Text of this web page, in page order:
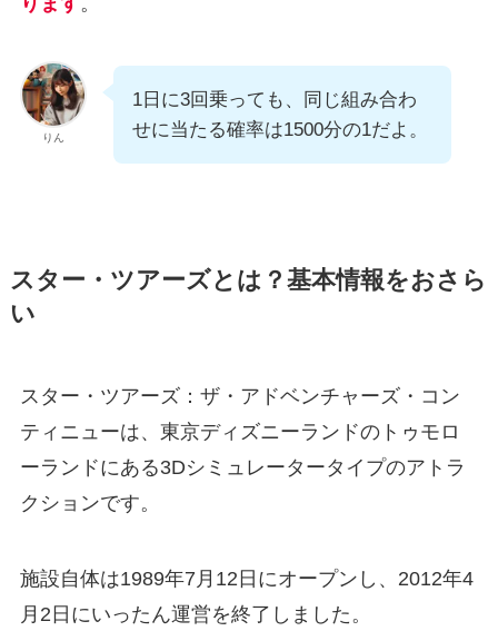
りん
1日に3回乗っても、同じ組み合わ
せに当たる確率は1500分の1だよ。
スター・ツアーズとは？基本情報をおさら
い
スター・ツアーズ：ザ・アドベンチャーズ・コン
ティニューは、東京ディズニーランドのトゥモロ
ーランドにある3Dシミュレータータイプのアトラ
クションです。
施設自体は1989年7月12日にオープンし、2012年4
月2日にいったん運営を終了しました。